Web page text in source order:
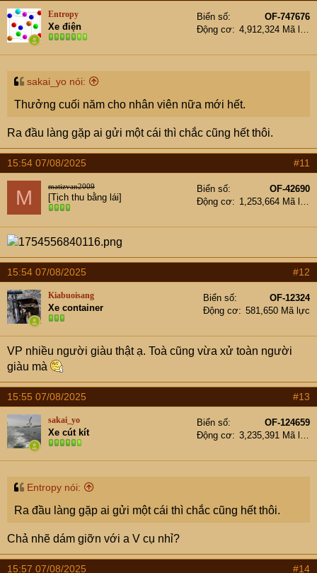
Entropy
Xe điện
Biển số
OF-747676
Động cơ
4,912,324 Mã lực
sakai_yo nói:
Thưởng cuối năm cho nhân viên nữa mới hết.
Ra đầu làng gặp ai gửi một cái thì chắc cũng hết thôi.
15:54 07/08/2025 #11
M matizvan2009
[Tịch thu bằng lái]
Biển số
OF-42690
Động cơ
1,253,664 Mã lực
15:54 07/08/2025 #12
Kiabuoisang
Xe container
Biển số
OF-12324
Động cơ
581,650 Mã lực
VP nhiều người giàu thật ạ. Toà cũng vừa xử toàn người
giàu mà
15:55 07/08/2025 #13
sakai_yo
Xe cút kít
Biển số
OF-124659
Động cơ
3,235,391 Mã lực
Entropy nói:
Ra đầu làng gặp ai gửi một cái thì chắc cũng hết thôi.
Chả nhẽ dám giỡn với a V cụ nhỉ?
15:57 07/08/2025 #14